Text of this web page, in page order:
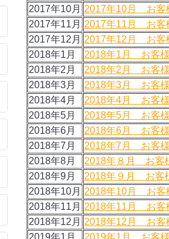
2017年10月 2017年10月 お客
2017年11月 2017年11月 お客
2017年12月 2017年12月 お客
2018年1月
2018年1月 お客
2018年2月
2018年2月 お客
2018年3月
2018年3月 お客
2018年4月
2018年4月 お客
2018年5月
2018年5月 お客
2018年6月
2018年6月 お客
2018年7月
2018年7月 お客
2018年8月
2018年８月 お客
2018年9月
2018年９月 お客
2018年10月 2018年10月 お客
2018年11月 2018年11月 お客
2018年12月 2018年12月 お客